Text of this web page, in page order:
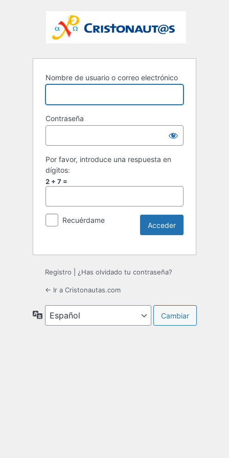
Nombre de usuario o correo electrónico
Contraseña
Por favor, introduce una respuesta en
dígitos:
2 + 7 =
Recuérdame
Registro ¿Has olvidado tu contraseña?
← Ir a Cristonautas.com
Idioma